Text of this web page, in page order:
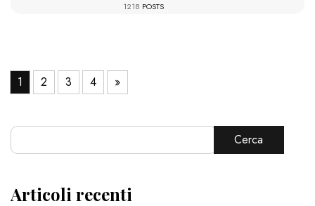
1218 POSTS
1 2 3 4 »
Cerca
Articoli recenti